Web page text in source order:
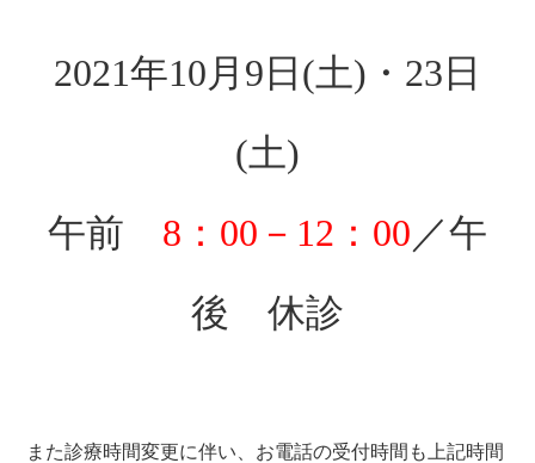
2021年10月9日(土)・ 23日
(土)
午前 8：00－12：00／午
後 休診
また診療時間変更に伴い、お電話の受付時間も上記時間